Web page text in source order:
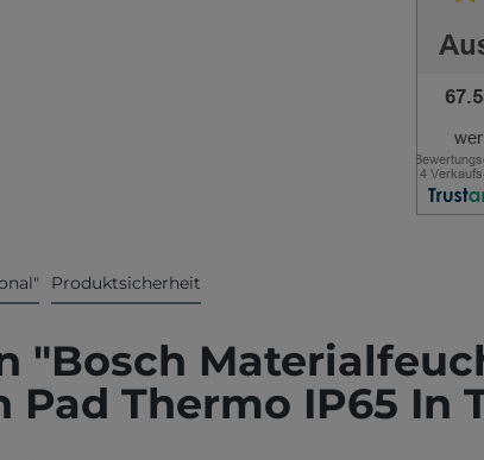
Produktsicherheit
"Bosch
Pad Thermo IP65 In